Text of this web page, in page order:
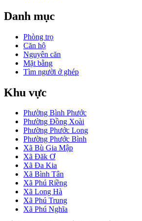
Danh mục
Phòng trọ
Căn hộ
Nguyên căn
Mặt bằng
Tìm người ở ghép
Khu vực
Phường Bình Phước
Phường Đồng Xoài
Phường Phước Long
Phường Phước Bình
Xã Bù Gia Mập
Xã Đăk Ơ
Xã Đa Kia
Xã Bình Tân
Xã Phú Riềng
Xã Long Hà
Xã Phú Trung
Xã Phú Nghĩa